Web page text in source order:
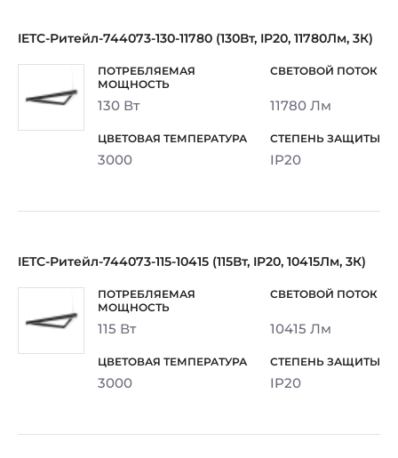
IETC-Ритейл-744073-130-11780 (130Вт, IP20, 11780Лм, 3К)
130 Вт 11780 Лм
3000 IP20
IETC-Ритейл-744073-115-10415 (115Вт, IP20, 10415Лм, 3К)
115 Вт 10415 Лм
3000 IP20